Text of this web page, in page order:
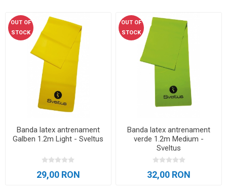
OUT OF
STOCK
Banda latex antrenament
Galben 1.2m Light - Sveltus
29,00 RON
OUT OF
STOCK
Banda latex antrenament
verde 1.2m Medium -
Sveltus
32,00 RON